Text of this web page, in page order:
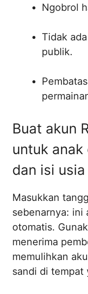
Ngobrol
Tidak
publik.
Buat akun
untuk
dan isi
Masukkan
sebenarnya: ini
otomatis.
menerima
memulihkan
sandi di tempat